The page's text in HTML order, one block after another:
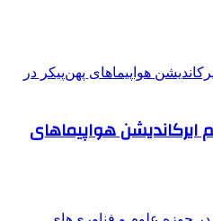
ایرکاندیشن هواپیماهای